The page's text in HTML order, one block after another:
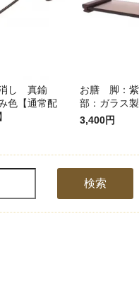
し 真鍮
色【通常配
お膳 脚：
部：ガラス製
3,400円
検索